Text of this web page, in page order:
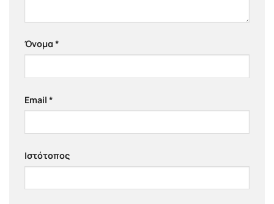
Όνομα *
Email *
Ιστότοπος